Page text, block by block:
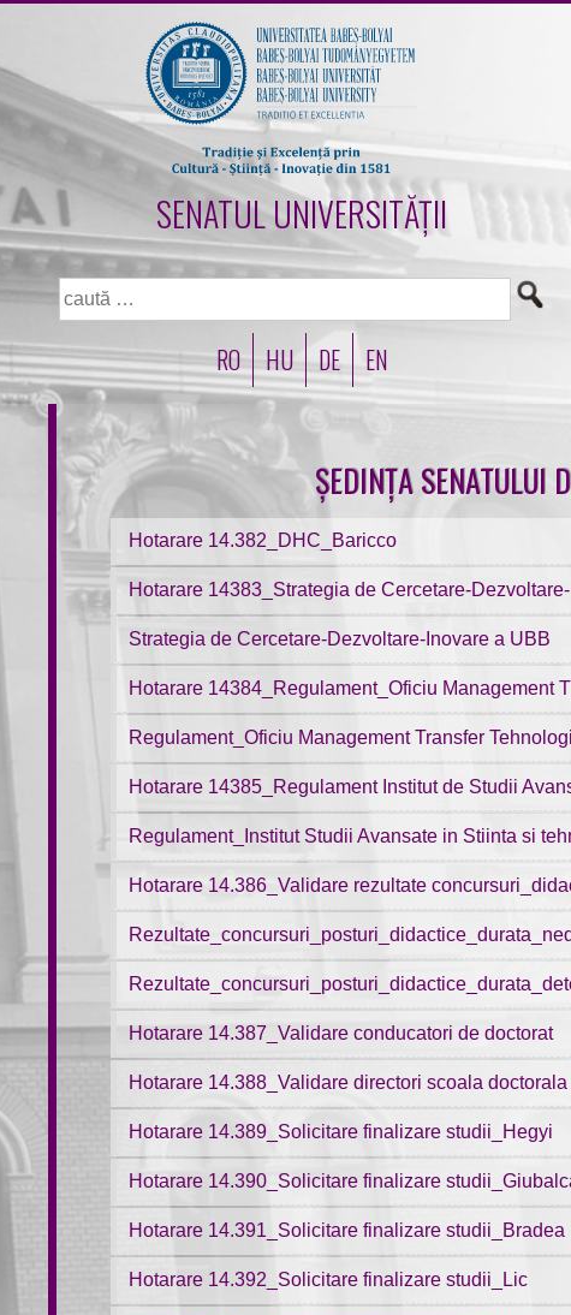
Caută
după:
RO HU DE EN
SENATUL UNIVERSITĂȚII
ȘEDINȚA
Hotarare 14.382_DHC_Baricco
Hotarare 14383_Strategia de Cercetare-
Strategia de Cercetare-Dezvoltare-Inovare a UBB
Hotarare 14384_Regulament_Oficiu Management
Regulament_Oficiu Management Transfer
Hotarare 14385_Regulament Institut de Studii
Regulament_Institut Studii Avansate in Stiinta si
Hotarare 14.386_Validare rezultate
Hotarare 14.387_Validare conducatori de doctorat
Hotarare 14.388_Validare directori scoala doctorala
Hotarare 14.389_Solicitare finalizare studii_Hegyi
Hotarare 14.390_Solicitare finalizare
Hotarare 14.391_Solicitare finalizare studii_Bradea
Hotarare 14.392_Solicitare finalizare studii_Lic